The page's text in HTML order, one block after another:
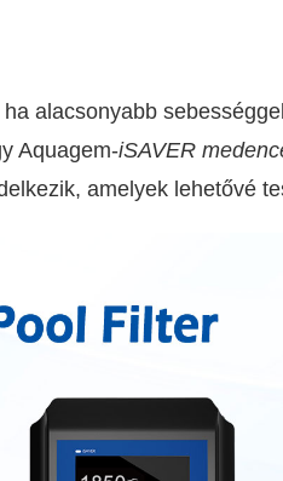
alacsonyabb
Aquagem-iSAVER
amelyek lehetővé